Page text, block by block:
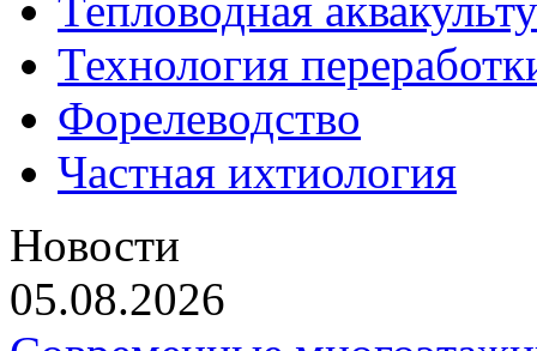
Технология
Форелеводство
Частная ихтиология
Новости
05.08.2026